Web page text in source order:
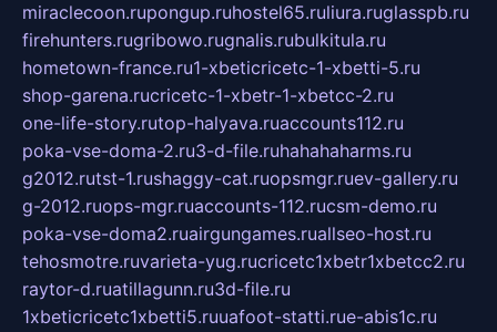
miraclecoon.rupongup.ruhostel65.ruliura.ruglasspb.ru
firehunters.rugribowo.rugnalis.rubulkitula.ru
hometown-france.ru1-xbeticricetc-1-xbetti-5.ru
shop-garena.rucricetc-1-xbetr-1-xbetcc-2.ru
one-life-story.rutop-halyava.ruaccounts112.ru
poka-vse-doma-2.ru3-d-file.ruhahahaharms.ru
g2012.rutst-1.rushaggy-cat.ruopsmgr.ruev-gallery.ru
g-2012.ruops-mgr.ruaccounts-112.rucsm-demo.ru
poka-vse-doma2.ruairgungames.ruallseo-host.ru
tehosmotre.ruvarieta-yug.rucricetc1xbetr1xbetcc2.ru
raytor-d.ruatillagunn.ru3d-file.ru
1xbeticricetc1xbetti5.ruuafoot-statti.rue-abis1c.ru